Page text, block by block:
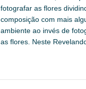
fotografar as flores
composição com mais
ambiente ao invés de
as flores. Neste